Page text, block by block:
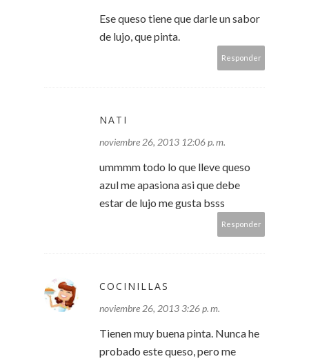
Ese queso tiene que darle un sabor
de lujo, que pinta.
Responder
NATI
noviembre 26, 2013 12:06 p. m.
ummmm todo lo que lleve queso
azul me apasiona asi que debe
estar de lujo me gusta bsss
Responder
COCINILLAS
noviembre 26, 2013 3:26 p. m.
Tienen muy buena pinta. Nunca he
probado este queso, pero me